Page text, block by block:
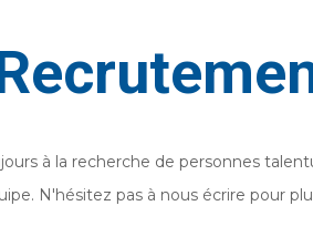
à la recherche de personnes
N'hésitez pas à nous écrire pour